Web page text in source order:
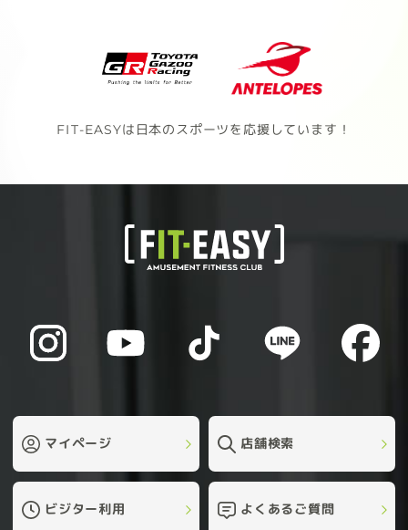
FIT-EASYは日本のスポーツを応援しています！
マイページ 店舗検索
ビジター利用 よくあるご質問